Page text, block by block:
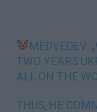
MEDVEDEV:
TWO YEARS
ALL ON THE
THUS, HE